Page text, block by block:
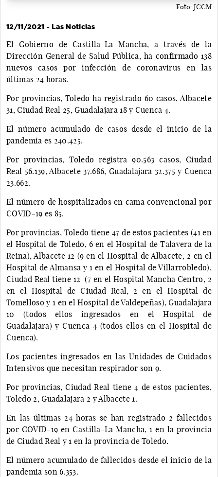
Foto: JCCM
12/11/2021 - Las Noticias
El Gobierno de Castilla-La Mancha, a través de la
Dirección General de Salud Pública, ha confirmado 138
nuevos casos por infección de coronavirus en las
últimas 24 horas.
Por provincias, Toledo ha registrado 60 casos, Albacete
31, Ciudad Real 25, Guadalajara 18 y Cuenca 4.
El número acumulado de casos desde el inicio de la
pandemia es 240.425.
Por provincias, Toledo registra 90.563 casos, Ciudad
Real 56.139, Albacete 37.686, Guadalajara 32.375 y Cuenca
23.662.
El número de hospitalizados en cama convencional por
COVID-19 es 85.
Por provincias, Toledo tiene 47 de estos pacientes (41 en
el Hospital de Toledo, 6 en el Hospital de Talavera de la
Reina), Albacete 12 (9 en el Hospital de Albacete, 2 en el
Hospital de Almansa y 1 en el Hospital de Villarrobledo),
Ciudad Real tiene 12 (7 en el Hospital Mancha Centro, 2
en el Hospital de Ciudad Real, 2 en el Hospital de
Tomelloso y 1 en el Hospital de Valdepeñas), Guadalajara
10 (todos ellos ingresados en el Hospital de
Guadalajara) y Cuenca 4 (todos ellos en el Hospital de
Cuenca).
Los pacientes ingresados en las Unidades de Cuidados
Intensivos que necesitan respirador son 9.
Por provincias, Ciudad Real tiene 4 de estos pacientes,
Toledo 2, Guadalajara 2 y Albacete 1.
En las últimas 24 horas se han registrado 2 fallecidos
por COVID-19 en Castilla-La Mancha, 1 en la provincia
de Ciudad Real y 1 en la provincia de Toledo.
El número acumulado de fallecidos desde el inicio de la
pandemia son 6.353.